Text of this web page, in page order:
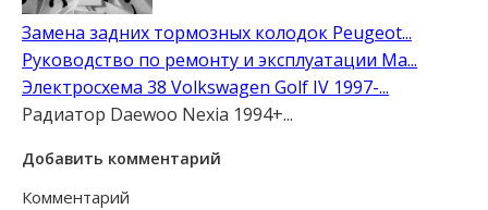
Замена задних тормозных колодок Peugeot...
Руководство по ремонту и эксплуатации Ma...
Электросхема 38 Volkswagen Golf IV 1997-...
Радиатор Daewoo Nexia 1994+...
Добавить комментарий
Комментарий